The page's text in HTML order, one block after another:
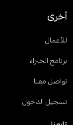
أخرى
للأعمال
برنامج الخبراء
تواصل معنا
تسجيل الدخول